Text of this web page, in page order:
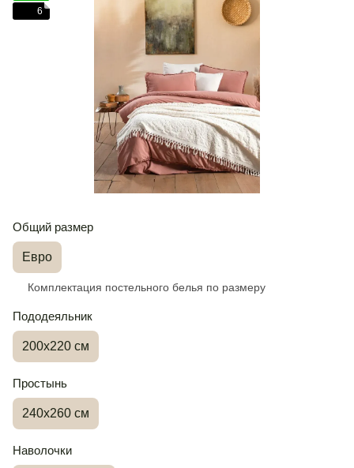
6
Общий размер
Евро
Комплектация постельного белья по размеру
Пододеяльник
200х220 см
Простынь
240х260 см
Наволочки